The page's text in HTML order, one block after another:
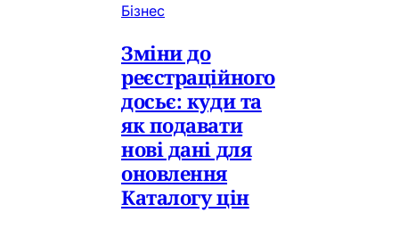
Бізнес
Зміни до
реєстраційного
досьє: куди та
як подавати
нові дані для
оновлення
Каталогу цін